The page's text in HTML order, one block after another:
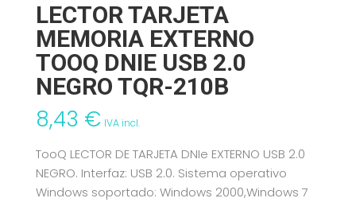
LECTOR TARJETA
MEMORIA EXTERNO
TOOQ DNIE USB 2.0
NEGRO TQR-210B
8,43 € IVA incl.
TooQ LECTOR DE TARJETA DNIe EXTERNO USB 2.0
NEGRO. Interfaz: USB 2.0. Sistema operativo
Windows soportado: Windows 2000,Windows 7